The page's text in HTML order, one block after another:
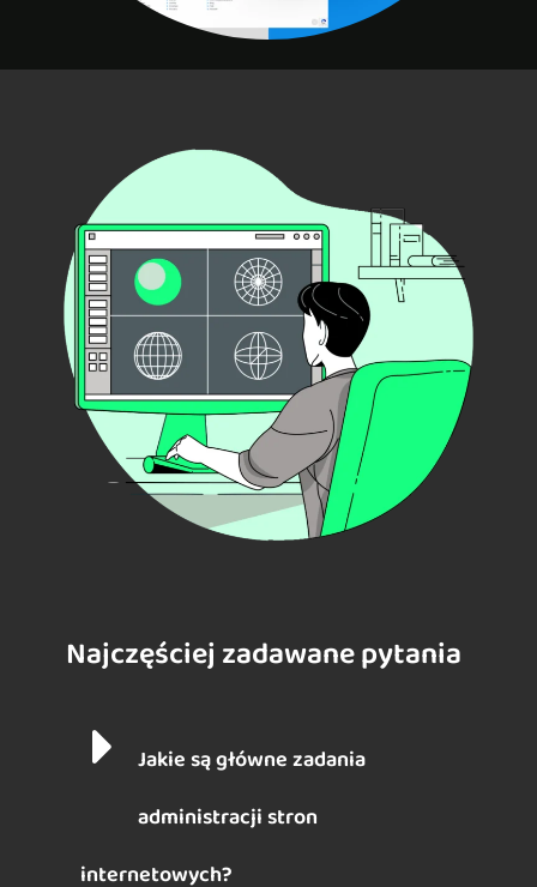
Najczęściej zadawane pytania
Jakie są główne zadania
administracji stron
internetowych?